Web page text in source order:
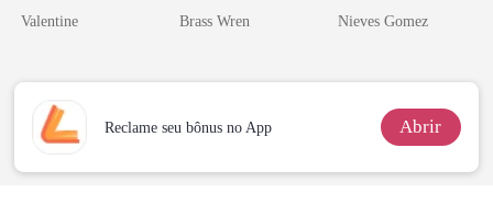
inesperada da
Valentine Brass Wren
curvilínea
Nieves Gomez
Reclame seu bônus no App Abrir